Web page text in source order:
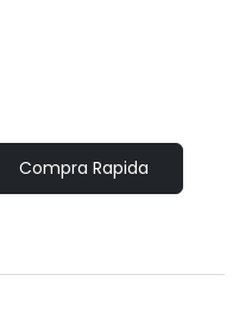
Compra Rapida